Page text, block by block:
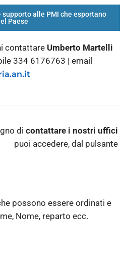
supporto alle PMI che esportano
Paese
contattare Umberto Martelli
334 6176763 | email
di contattare i nostri uffici
puoi accedere, dal pulsante
possono essere ordinati e
Nome, reparto ecc.